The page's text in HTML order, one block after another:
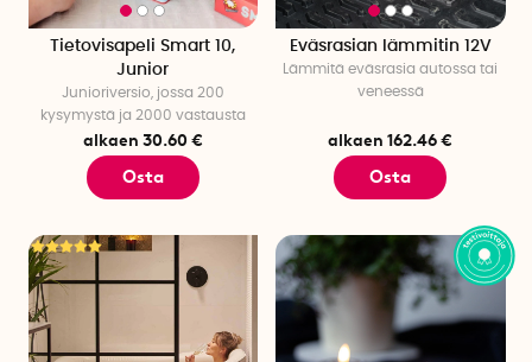
Tietovisapeli Smart 10,
Junior
Junioriversio, jossa 200
kysymystä ja 2000 vastausta
alkaen 30.60 €
Osta
Eväsrasian lämmitin 12V
Lämmitä eväsrasia autossa tai
veneessä
alkaen 162.46 €
Osta